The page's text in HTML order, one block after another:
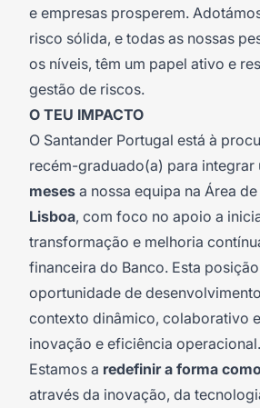
e empresas prosperem. Adotá
risco sólida, e todas as nossas
os níveis, têm um papel ativo e
gestão de riscos.
O TEU IMPACTO
O Santander Portugal está à
recém-graduado(a) para integrar
meses a nossa equipa na Área de
Lisboa, com foco no apoio a
transformação e melhoria
financeira do Banco. Esta
oportunidade de
contexto dinâmico, colaborativo
inovação e eficiência operacional.
Estamos a redefinir a forma
através da inovação, da